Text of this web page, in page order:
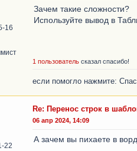
16
Зачем такие сложности?
Используйте вывод в
1 пользователь сказал спасибо!
если помогло нажмите:
22
Re: Перенос строк в
06 апр 2024, 14:09
А зачем вы пихаете в